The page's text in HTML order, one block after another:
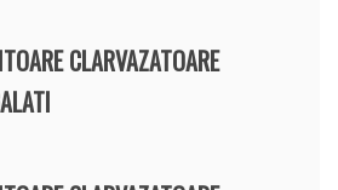
CLARVAZATOARE